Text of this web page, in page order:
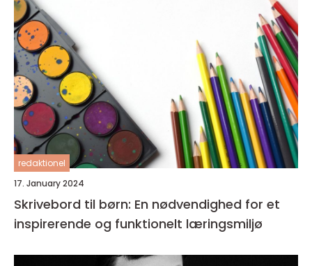
redaktionel
17. January 2024
Skrivebord til børn: En nødvendighed for et
inspirerende og funktionelt læringsmiljø